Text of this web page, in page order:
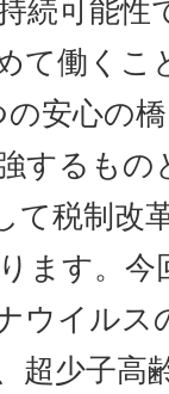
続可能性
て働くこ
安心の
するもの
て税制改
ます。今
ウイルス
超少子高